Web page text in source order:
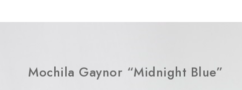
Mochila Gaynor “Midnight Blue”